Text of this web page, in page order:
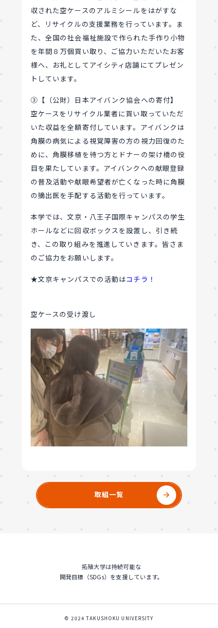
収された空ケースのアルミシールをはがすな
ど、リサイクルの支援業務を行っています。ま
た、全国の社会福祉施設で作られた手作り小物
を年間８万個買い取り、ご協力いただいたお客
様へ、お礼としてアイシティ店舗にてプレゼン
トしています。
③【（公財）日本アイバンク協会への寄付】
空ケースをリサイクル業者に買い取っていただ
いた収益を全額寄付しています。アイバンクは
角膜の病気による視覚障害の方の視力回復のた
めに、角膜移植を待つ方とドナーの架け橋の役
目を果たしています。アイバンクへの献眼登録
の普及活動や献眼希望者が亡くなった時に角膜
の摘出医を手配する活動を行っています。
本学では、文京・八王子国際キャンパスの学生
ホールなどに回収ボックスを設置し、引き続
き、この取り組みを推進していきます。皆さま
のご協力をお願いします。
★文京キャンパスでの活動はコチラ！
空ケースの受け渡し
取組一覧 arrow_forward
拓殖大学は持続可能な
開発目標（SDGs）を支援しています。
© 2024 TAKUSHOKU UNIVERSITY